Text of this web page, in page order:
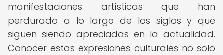
manifestaciones artísticas que han
perdurado a lo largo de los siglos y que
siguen siendo apreciadas en la actualidad.
Conocer estas expresiones culturales no solo